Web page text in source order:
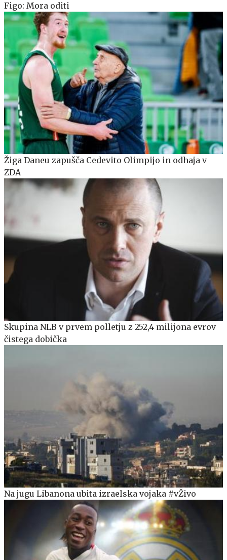
Figo: Mora oditi
Žiga Daneu zapušča Cedevito Olimpijo in odhaja v
ZDA
Skupina NLB v prvem polletju z 252,4 milijona evrov
čistega dobička
Na jugu Libanona ubita izraelska vojaka #vŽivo